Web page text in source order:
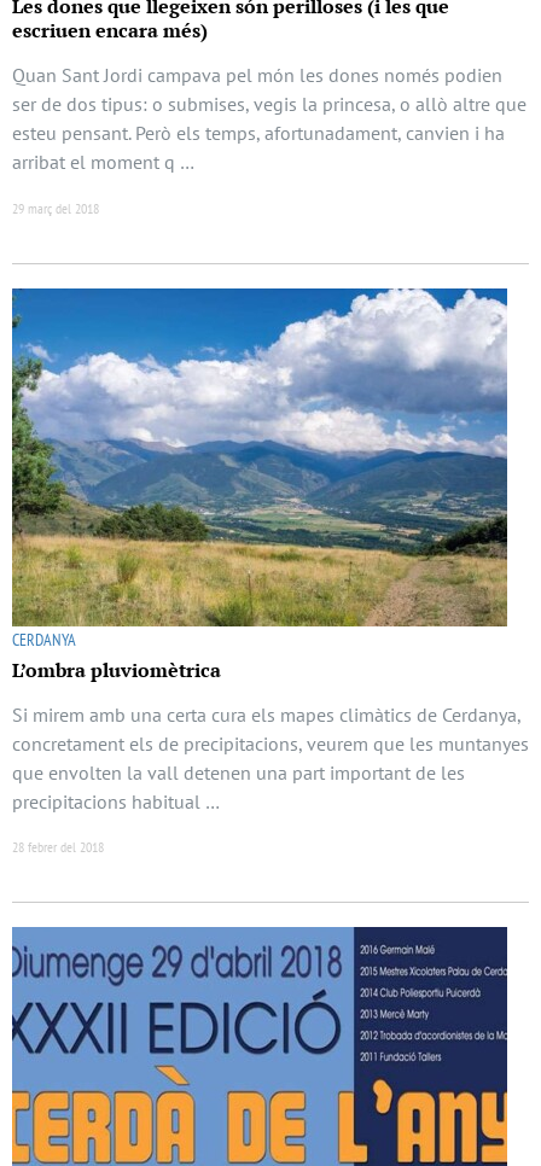
Les dones que llegeixen són perilloses (i les que
escriuen encara més)
Quan Sant Jordi campava pel món les dones només podien
ser de dos tipus: o submises, vegis la princesa, o allò altre que
esteu pensant. Però els temps, afortunadament, canvien i ha
arribat el moment q …
29 març del 2018
CERDANYA
L’ombra pluviomètrica
Si mirem amb una certa cura els mapes climàtics de Cerdanya,
concretament els de precipitacions, veurem que les muntanyes
que envolten la vall detenen una part important de les
precipitacions habitual …
28 febrer del 2018